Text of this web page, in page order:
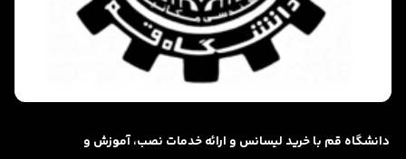
دانشگاه قم با خرید لیسانس و ارائه خدمات نصب، آموزش و